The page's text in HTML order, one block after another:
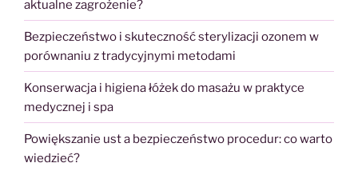
aktualne zagrożenie?
Bezpieczeństwo i skuteczność sterylizacji ozonem w
porównaniu z tradycyjnymi metodami
Konserwacja i higiena łóżek do masażu w praktyce
medycznej i spa
Powiększanie ust a bezpieczeństwo procedur: co warto
wiedzieć?